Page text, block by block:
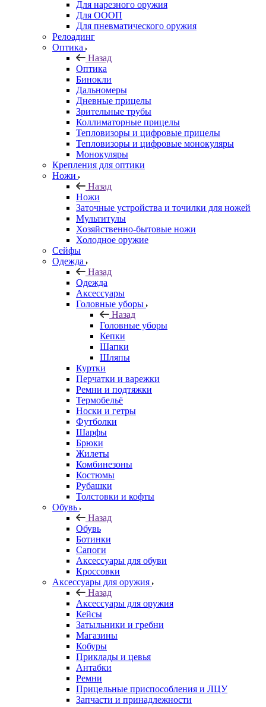
Для нарезного оружия
Для ОООП
Для пневматического оружия
Релоадинг
Оптика
Назад
Оптика
Бинокли
Дальномеры
Дневные прицелы
Зрительные трубы
Коллиматорные прицелы
Тепловизоры и цифровые прицелы
Тепловизоры и цифровые монокуляры
Монокуляры
Крепления для оптики
Ножи
Назад
Ножи
Заточные устройства и точилки для ножей
Мультитулы
Хозяйственно-бытовые ножи
Холодное оружие
Сейфы
Одежда
Назад
Одежда
Аксессуары
Головные уборы
Назад
Головные уборы
Кепки
Шапки
Шляпы
Куртки
Перчатки и варежки
Ремни и подтяжки
Термобельё
Носки и гетры
Футболки
Шарфы
Брюки
Жилеты
Комбинезоны
Костюмы
Рубашки
Толстовки и кофты
Обувь
Назад
Обувь
Ботинки
Сапоги
Аксессуары для обуви
Кроссовки
Аксессуары для оружия
Назад
Аксессуары для оружия
Кейсы
Затыльники и гребни
Магазины
Кобуры
Приклады и цевья
Антабки
Ремни
Прицельные приспособления и ЛЦУ
Запчасти и принадлежности